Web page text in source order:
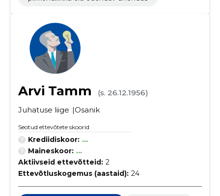
Arvi Tamm
(s. 26.12.1956)
Juhatuse liige
Osanik
Seotud ettevõtete skoorid
Krediidiskoor: ...
Maineskoor: ...
Aktiivseid ettevõtteid: 2
Ettevõtluskogemus (aastaid): 24